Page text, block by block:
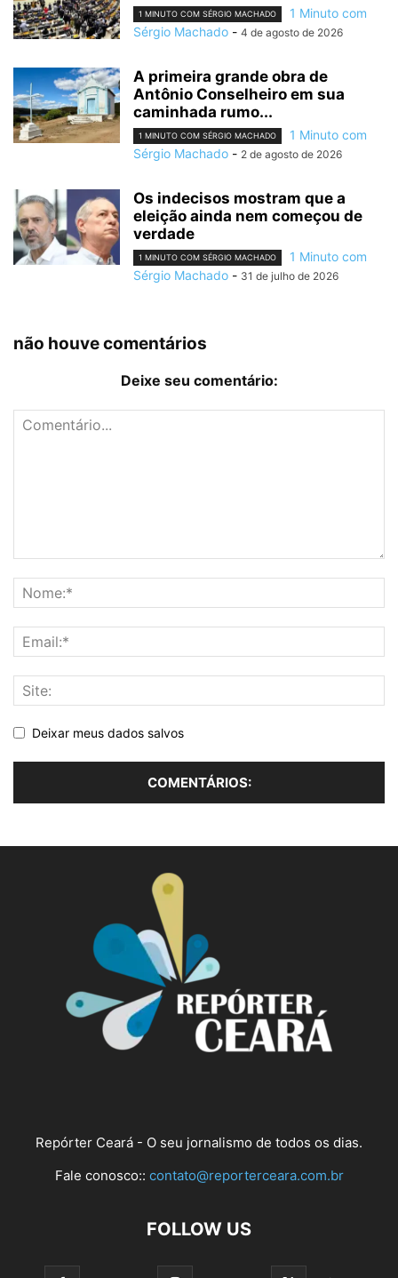
1 MINUTO COM SÉRGIO MACHADO
1 Minuto com
Sérgio Machado - 4 de agosto de 2026
A primeira grande obra de
Antônio Conselheiro em sua
caminhada rumo...
1 MINUTO COM SÉRGIO MACHADO
1 Minuto com
Sérgio Machado - 2 de agosto de 2026
Os indecisos mostram que a
eleição ainda nem começou de
verdade
1 MINUTO COM SÉRGIO MACHADO
1 Minuto com
Sérgio Machado - 31 de julho de 2026
não houve comentários
Deixe seu comentário:
Deixar meus dados salvos
Repórter Ceará - O seu jornalismo de todos os dias.
Fale conosco:: contato@reporterceara.com.br
FOLLOW US